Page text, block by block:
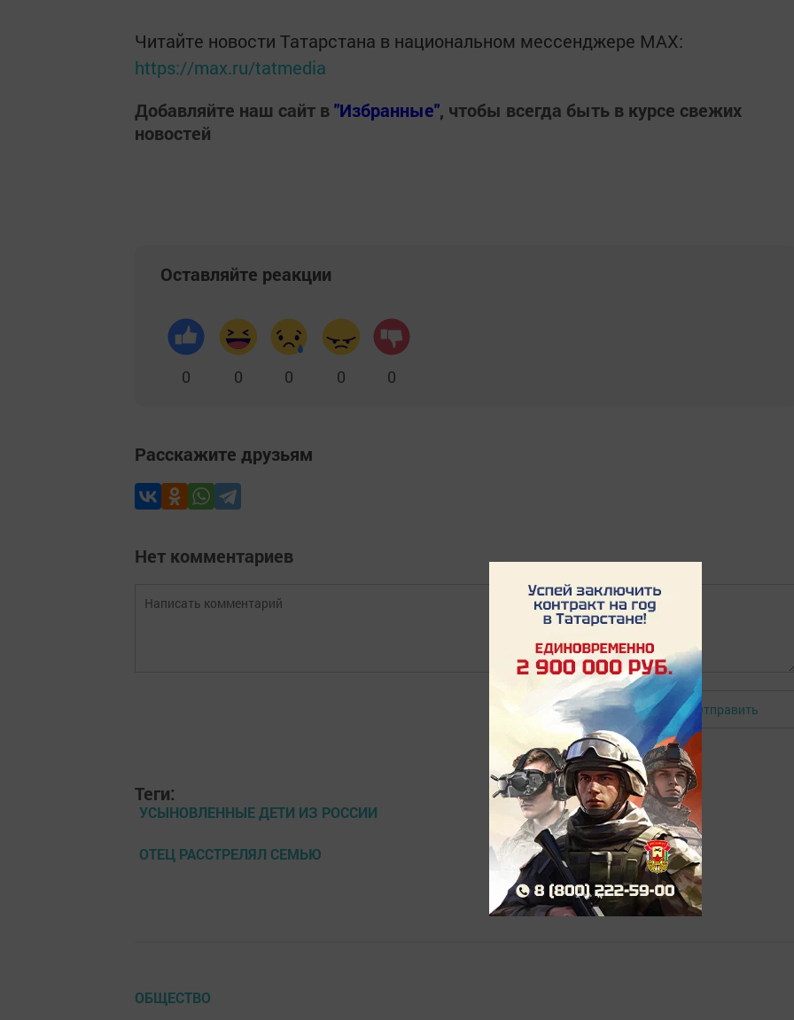
Читайте новости Татарстана в национальном мессенджере MАХ:
https://max.ru/tatmedia
Добавляйте наш сайт в"Избранные", чтобы всегда быть в курсе свежих
новостей
Оставляйте реакции
0 0 0 0 0
Расскажите друзьям
Нет комментариев
Авторизоваться Отправить
Теги:
УСЫНОВЛЕННЫЕ ДЕТИ ИЗ РОССИИ
ОТЕЦ РАССТРЕЛЯЛ СЕМЬЮ
ОБЩЕСТВО